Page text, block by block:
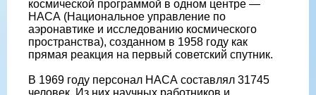
космической программой в одном центре —
НАСА (Национальное управление по
аэронавтике и исследованию космического
пространства), созданном в 1958 году как
прямая реакция на первый советский спутник.
В 1969 году персонал НАСА составлял 31745
человек. Из них научных работников и